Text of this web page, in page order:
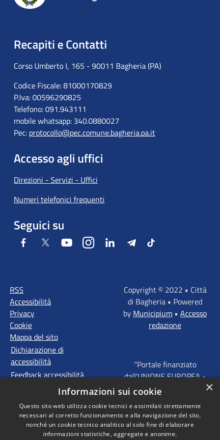
Recapiti e Contatti
Corso Umberto I, 165 - 90011 Bagheria (PA)
Codice Fiscale: 81000170829
P.Iva: 00596290825
Telefono: 091.943111
mobile whatsapp: 340.0880027
Pec: protocollo@pec.comune.bagheria.pa.it
Accesso agli uffici
Direzioni - Servizi - Uffici
Numeri telefonici frequenti
Seguici su
Facebook Twitter YoutubeInstagramLinkedIn TelegramTiktok
RSS
Accessibilità
Privacy
Cookie
Mappa del sito
Dichiarazione di
accessibilità
Feedback accessibilità
Copyright © 2022 • Città
di Bagheria • Powered
by Municipium • Accesso
redazione
"Portale finanziato
dall'UNIONE EUROPEA -
FONDI STRUTTURALI
EUROPEI - Programma
Operativo FESR Sicilia
2014 - 2020 Agenda
×
Informazioni sui cookie
Questo sito web utilizza cookie tecnici e assimilati strettamente
necessari al corretto funzionamento e alla navigazione del sito,
nonché un cookie tecnico analitico al solo fine di elaborare
informazioni statistiche, aggregate e anonime.